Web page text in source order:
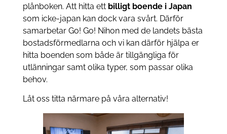
plånboken. Att hitta ett billigt boende i Japan
som icke-japan kan dock vara svårt. Därför
samarbetar Go! Go! Nihon med de landets bästa
bostadsförmedlarna och vi kan därför hjälpa er
hitta boenden som både är tillgängliga för
utlänningar samt olika typer, som passar olika
behov.
Låt oss titta närmare på våra alternativ!